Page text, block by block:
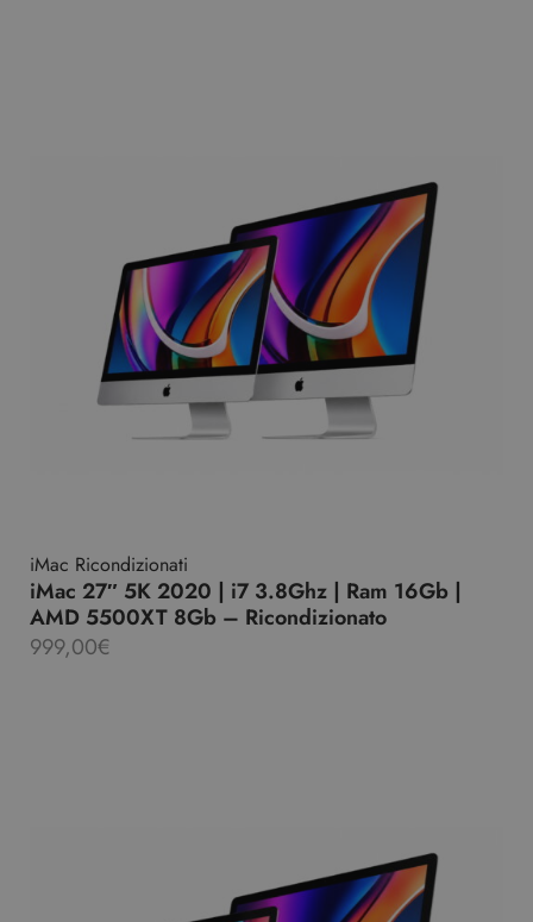
iMac Ricondizionati
iMac 27″ 5K 2020 | i7 3.8Ghz | Ram 16Gb |
AMD 5500XT 8Gb – Ricondizionato
999,00€